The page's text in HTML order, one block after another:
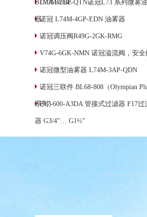
B1MA BLBL
L73M-2GP-QTN诺冠L73 系列微雾
器诺冠 L74M-4GP-EDN 油雾器
诺冠调压阀R49G-2GK-RMG
V74G-6GK-NMN 诺冠溢流阀，安全
诺冠微型油雾器 L74M-3AP-QDN
诺冠三联件 BL68‑808（Olympian
系列）
F17-600-A3DA 管接式过滤器 F17过
器 G3/4”… G1½”